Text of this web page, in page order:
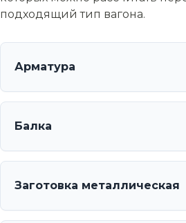
подходящий тип вагона.
Арматура
Балка
Заготовка металлическая